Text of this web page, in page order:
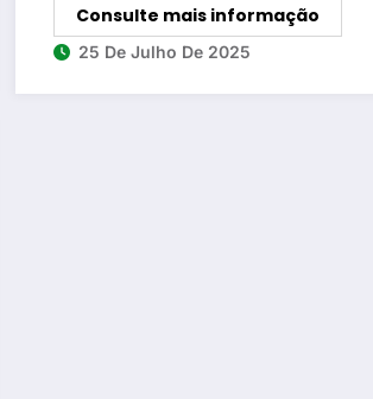
Consulte mais informação
25 De Julho De 2025